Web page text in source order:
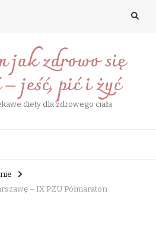
jak zdrowo się
jeść, pić i żyć
diety dla zdrowego ciała
– IX PZU Półmaraton